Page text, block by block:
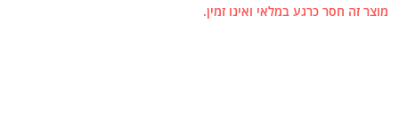
מוצר זה חסר כרגע במלאי ואינו זמין.